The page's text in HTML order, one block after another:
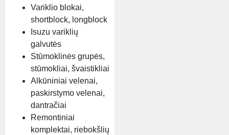
Variklio blokai,
shortblock, longblock
Isuzu variklių
galvutės
Stūmoklinės grupės,
stūmokliai, švaistikliai
Alkūniniai velenai,
paskirstymo velenai,
dantračiai
Remontiniai
komplektai, riebokšlių